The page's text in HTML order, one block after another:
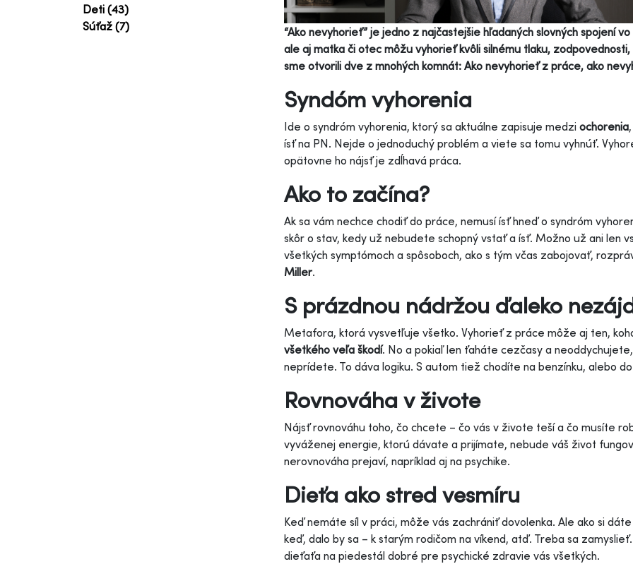
Deti (43)
Súťaž (7)
“Ako nevyhorieť” je jedno z najčastejšie hľadaných slovných spojení
ale aj matka či otec môžu vyhorieť kvôli silnému tlaku,
sme otvorili dve z mnohých komnát: Ako nevyhorieť z práce, ako
Syndóm vyhorenia
Ide o syndróm vyhorenia, ktorý sa aktuálne zapisuje medzi ochorenia
ísť na PN. Nejde o jednoduchý problém a viete sa tomu vyhnúť.
opätovne ho nájsť je zdĺhavá práca.
Ako to začína?
Ak sa vám nechce chodiť do práce, nemusí ísť hneď o syndróm
skôr o stav, kedy už nebudete schopný vstať a ísť. Možno už ani len
všetkých symptómoch a spôsoboch, ako s tým včas zabojovať,
Miller.
S prázdnou nádržou ďaleko
Metafora, ktorá vysvetľuje všetko. Vyhorieť z práce môže aj ten,
všetkého veľa škodí. No a pokiaľ len ťaháte cezčasy a
neprídete. To dáva logiku. S autom tiež chodíte na benzínku, alebo
Rovnováha v živote
Nájsť rovnováhu toho, čo chcete – čo vás v živote teší a čo musíte
vyváženej energie, ktorú dávate a prijímate, nebude váš život
nerovnováha prejaví, napríklad aj na psychike.
Dieťa ako stred vesmíru
Keď nemáte síl v práci, môže vás zachrániť dovolenka. Ale ako si
keď, dalo by sa – k starým rodičom na víkend, atď. Treba sa
dieťaťa na piedestál dobré pre psychické zdravie vás všetkých.